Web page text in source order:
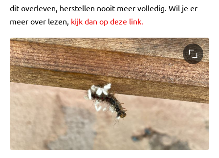
dit overleven, herstellen nooit meer volledig. Wil je er
meer over lezen, kijk dan op deze link.